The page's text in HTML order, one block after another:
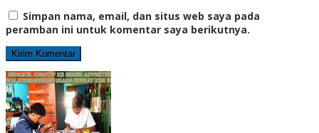
Simpan nama, email, dan situs web saya pada
peramban ini untuk komentar saya berikutnya.